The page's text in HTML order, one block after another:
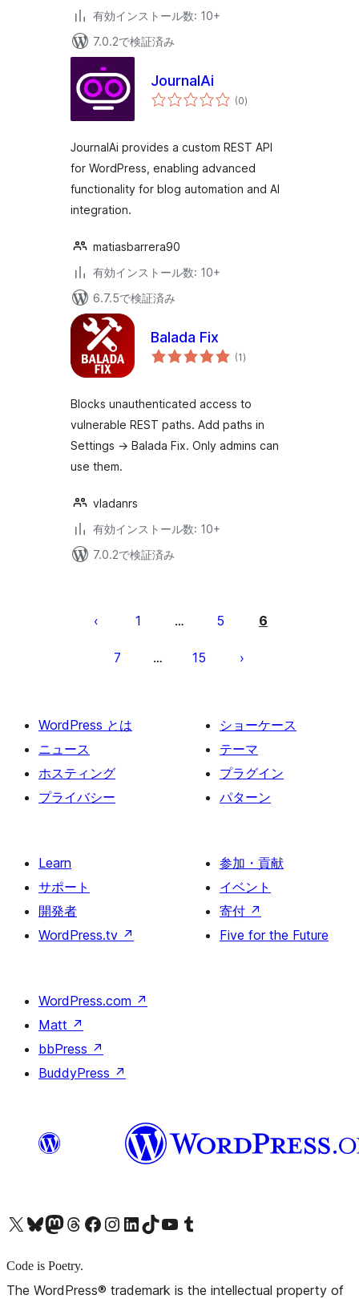
有効インストール数: 10+
7.0.2で検証済み
JournalAi
(0個
の)
JournalAi provides a custom REST API
for WordPress, enabling advanced
functionality for blog automation and AI
integration.
matiasbarrera90
有効インストール数: 10+
6.7.5で検証済み
Balada Fix
(1個
の)
Blocks unauthenticated access to
vulnerable REST paths. Add paths in
Settings → Balada Fix. Only admins can
use them.
vladanrs
有効インストール数: 10+
7.0.2で検証済み
送
り
1 … 5 6
7 … 15
WordPress とは
ニュース
ホスティング
プライバシー
ショーケース
テーマ
プラグイン
パターン
Learn
サポート
開発者
WordPress.tv ↗
参加・貢献
イベント
寄付 ↗
Five for the Future
WordPress.com ↗
Matt ↗
bbPress ↗
BuddyPress ↗
X (旧 Twitter) アカウントへBluesky アカウントへMastodon アカウントへThreads アカウントへ Facebook ページへInstagram アカウントへ LinkedIn アカウントへTikTok アカウントへYouTube チャンネルへ Tumblr アカウントへ
Code is Poetry.
The WordPress® trademark is the intellectual property of